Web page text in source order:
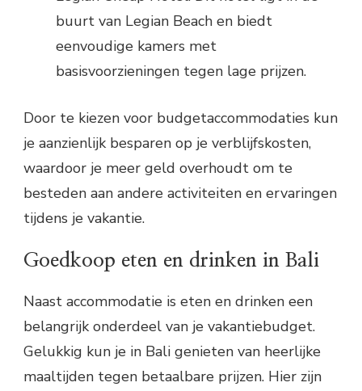
buurt van Legian Beach en biedt
eenvoudige kamers met
basisvoorzieningen tegen lage prijzen.
Door te kiezen voor budgetaccommodaties kun
je aanzienlijk besparen op je verblijfskosten,
waardoor je meer geld overhoudt om te
besteden aan andere activiteiten en ervaringen
tijdens je vakantie.
Goedkoop eten en drinken in Bali
Naast accommodatie is eten en drinken een
belangrijk onderdeel van je vakantiebudget.
Gelukkig kun je in Bali genieten van heerlijke
maaltijden tegen betaalbare prijzen. Hier zijn